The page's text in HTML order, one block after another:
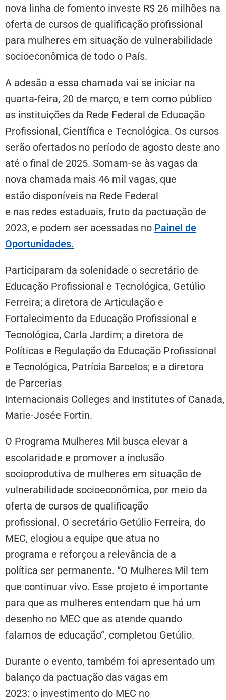
nova linha de fomento investe R$ 26 milhões na
oferta de cursos de qualificação profissional
para mulheres em situação de vulnerabilidade
socioeconômica de todo o País.
A adesão a essa chamada vai se iniciar na
quarta-feira, 20 de março, e tem como público
as instituições da Rede Federal de Educação
Profissional, Científica e Tecnológica. Os cursos
serão ofertados no período de agosto deste ano
até o final de 2025. Somam-se às vagas da
nova chamada mais 46 mil vagas, que
estão disponíveis na Rede Federal
e nas redes estaduais, fruto da pactuação de
2023, e podem ser acessadas no Painel de
Oportunidades.
Participaram da solenidade o secretário de
Educação Profissional e Tecnológica, Getúlio
Ferreira; a diretora de Articulação e
Fortalecimento da Educação Profissional e
Tecnológica, Carla Jardim; a diretora de
Políticas e Regulação da Educação Profissional
e Tecnológica, Patrícia Barcelos; e a diretora
de Parcerias
Internacionais Colleges and Institutes of Canada,
Marie-Josée Fortin.
O Programa Mulheres Mil busca elevar a
escolaridade e promover a inclusão
socioprodutiva de mulheres em situação de
vulnerabilidade socioeconômica, por meio da
oferta de cursos de qualificação
profissional. O secretário Getúlio Ferreira, do
MEC, elogiou a equipe que atua no
programa e reforçou a relevância de a
política ser permanente. “O Mulheres Mil tem
que continuar vivo. Esse projeto é importante
para que as mulheres entendam que há um
desenho no MEC que as atende quando
falamos de educação”, completou Getúlio.
Durante o evento, também foi apresentado um
balanço da pactuação das vagas em
2023: o investimento do MEC no